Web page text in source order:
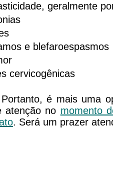
geralmente
e blefaroespasmos
cervicogênicas
é mais uma
atenção no momento
. Será um prazer